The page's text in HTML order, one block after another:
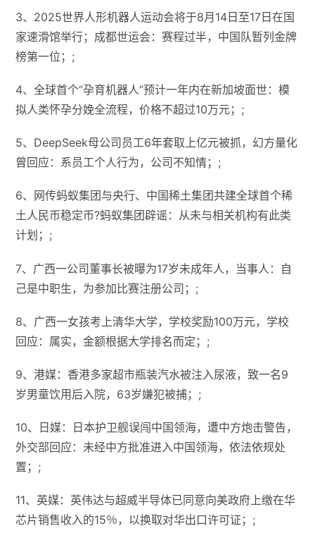
3、2025世界人形机器人运动会将于8月14日至17日在国
家速滑馆举行；成都世运会：赛程过半，中国队暂列金牌
榜第一位；;
4、全球首个“孕育机器人”预计一年内在新加坡面世：模
拟人类怀孕分娩全流程，价格不超过10万元；;
5、DeepSeek母公司员工6年套取上亿元被抓，幻方量化
曾回应：系员工个人行为，公司不知情；;
6、网传蚂蚁集团与央行、中国稀土集团共建全球首个稀
土人民币稳定币?蚂蚁集团辟谣：从未与相关机构有此类
计划；;
7、广西一公司董事长被曝为17岁未成年人，当事人：自
己是中职生，为参加比赛注册公司；;
8、广西一女孩考上清华大学，学校奖励100万元，学校
回应：属实，金额根据大学排名而定；;
9、港媒：香港多家超市瓶装汽水被注入尿液，致一名9
岁男童饮用后入院，63岁嫌犯被捕；;
10、日媒：日本护卫舰误闯中国领海，遭中方炮击警告，
外交部回应：未经中方批准进入中国领海，依法依规处
置；;
11、英媒：英伟达与超威半导体已同意向美政府上缴在华
芯片销售收入的15％，以换取对华出口许可证；;